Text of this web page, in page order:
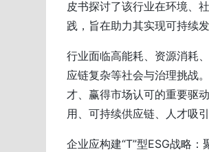
皮书探讨了该行业在环境、
践，旨在助力其实现可持续发
行业面临高能耗、资源消耗
应链复杂等社会与治理挑战
才、赢得市场认可的重要驱
用、可持续供应链、人才吸
企业应构建“T”型ESG战略